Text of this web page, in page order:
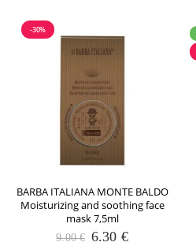
-30%
BARBA ITALIANA MONTE BALDO
Moisturizing and soothing face
mask 7,5ml
9.00€ Algne
6.30 €Praegune